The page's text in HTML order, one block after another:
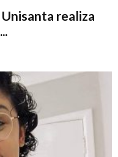
realiza